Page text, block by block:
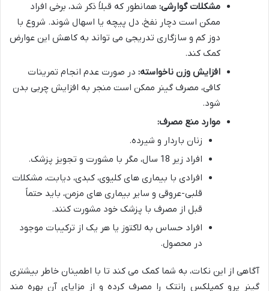
مشکلات گوارشی: همانطور که قبلاً ذکر شد، برخی افراد
ممکن است دچار نفخ، دل پیچه یا اسهال شوند. شروع با
دوز کم و سازگاری تدریجی می تواند به کاهش این عوارض
کمک کند.
افزایش وزن ناخواسته: در صورت عدم انجام تمرینات
کافی، مصرف گینر ممکن است منجر به افزایش چربی بدن
شود.
موارد منع مصرف:
زنان باردار و شیرده.
افراد زیر 18 سال، مگر با مشورت و تجویز پزشک.
افرادی با بیماری های کلیوی، کبدی، دیابت، مشکلات
قلبی-عروقی و سایر بیماری های مزمن، باید حتماً
قبل از مصرف با پزشک خود مشورت کنند.
افراد حساس به لاکتوز یا هر یک از ترکیبات موجود
در محصول.
آگاهی از این نکات، به شما کمک می کند تا با اطمینان خاطر بیشتری
گینر پرو کمپلکس رانتک را مصرف کرده و از مزایای آن بهره مند